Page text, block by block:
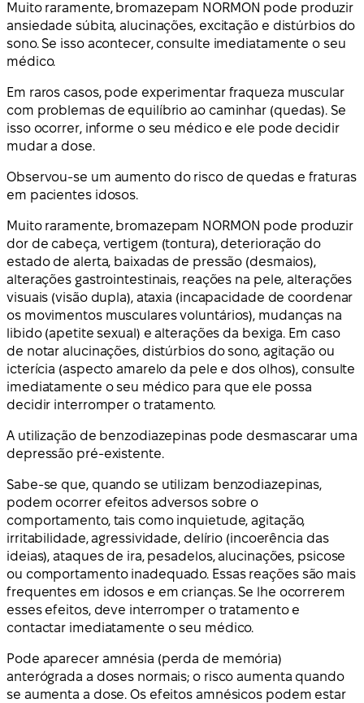
Muito raramente, bromazepam NORMON pode produzir
ansiedade súbita, alucinações, excitação e distúrbios do
sono. Se isso acontecer, consulte imediatamente o seu
médico.
Em raros casos, pode experimentar fraqueza muscular
com problemas de equilíbrio ao caminhar (quedas). Se
isso ocorrer, informe o seu médico e ele pode decidir
mudar a dose.
Observou-se um aumento do risco de quedas e fraturas
em pacientes idosos.
Muito raramente, bromazepam NORMON pode produzir
dor de cabeça, vertigem (tontura), deterioração do
estado de alerta, baixadas de pressão (desmaios),
alterações gastrointestinais, reações na pele, alterações
visuais (visão dupla), ataxia (incapacidade de coordenar
os movimentos musculares voluntários), mudanças na
libido (apetite sexual) e alterações da bexiga. Em caso
de notar alucinações, distúrbios do sono, agitação ou
icterícia (aspecto amarelo da pele e dos olhos), consulte
imediatamente o seu médico para que ele possa
decidir interromper o tratamento.
A utilização de benzodiazepinas pode desmascarar uma
depressão pré-existente.
Sabe-se que, quando se utilizam benzodiazepinas,
podem ocorrer efeitos adversos sobre o
comportamento, tais como inquietude, agitação,
irritabilidade, agressividade, delírio (incoerência das
ideias), ataques de ira, pesadelos, alucinações, psicose
ou comportamento inadequado. Essas reações são mais
frequentes em idosos e em crianças. Se lhe ocorrerem
esses efeitos, deve interromper o tratamento e
contactar imediatamente o seu médico.
Pode aparecer amnésia (perda de memória)
anterógrada a doses normais; o risco aumenta quando
se aumenta a dose. Os efeitos amnésicos podem estar